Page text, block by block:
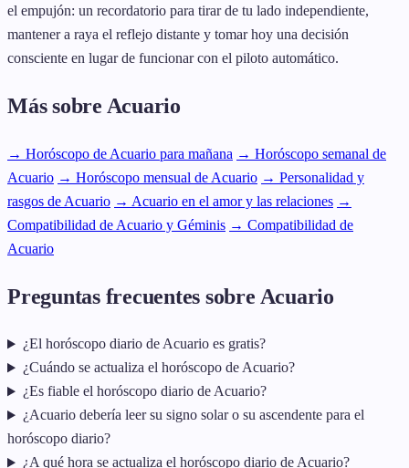
el empujón: un recordatorio para tirar de tu lado independiente,
mantener a raya el reflejo distante y tomar hoy una decisión
consciente en lugar de funcionar con el piloto automático.
Más sobre Acuario
→ Horóscopo de Acuario para mañana → Horóscopo semanal de
Acuario → Horóscopo mensual de Acuario → Personalidad y
rasgos de Acuario → Acuario en el amor y las relaciones →
Compatibilidad de Acuario y Géminis → Compatibilidad de
Acuario
Preguntas frecuentes sobre Acuario
¿El horóscopo diario de Acuario es gratis?
¿Cuándo se actualiza el horóscopo de Acuario?
¿Es fiable el horóscopo diario de Acuario?
¿Acuario debería leer su signo solar o su ascendente para el
horóscopo diario?
¿A qué hora se actualiza el horóscopo diario de Acuario?